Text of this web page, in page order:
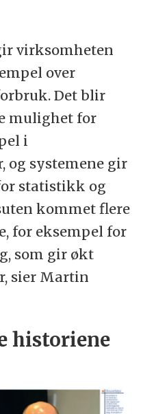
virksomheten
over
Det blir
mulighet for
i
og systemene gir
statistikk og
kommet flere
for eksempel for
som gir økt
sier Martin
historiene